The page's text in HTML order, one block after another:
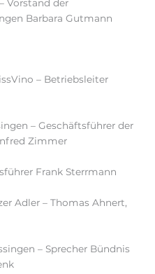
Vorstand der
Barbara Gutmann
– Betriebsleiter
– Geschäftsführer der
Zimmer
Frank Sterrmann
Adler – Thomas Ahnert,
– Sprecher Bündnis